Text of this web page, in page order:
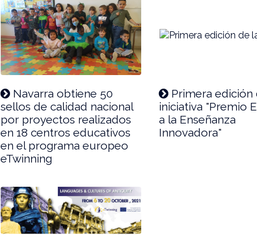
Navarra obtiene 50
sellos de calidad nacional
por proyectos realizados
en 18 centros educativos
en el programa europeo
eTwinning
Primera edición
iniciativa "Premio
a la Enseñanza
Innovadora"